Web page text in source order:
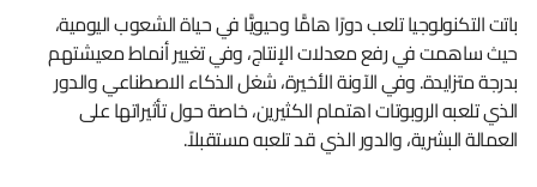
باتت التكنولوجيا تلعب دورًا هامًّا وحيويًّا في حياة الشعوب اليومية،
حيث ساهمت في رفع معدلات الإنتاج، وفي تغيير أنماط معيشتهم
بدرجة متزايدة. وفي الآونة الأخيرة، شغل الذكاء الاصطناعي والدور
الذي تلعبه الروبوتات اهتمام الكثيرين، خاصة حول تأثيراتها على
العمالة البشرية، والدور الذي قد تلعبه مستقبلاً.